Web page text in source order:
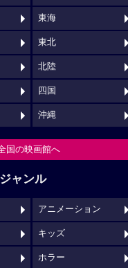
東海
東北
北陸
四国
沖縄
国の映画館へ
ャンル
アニメーション
キッズ
ホラー